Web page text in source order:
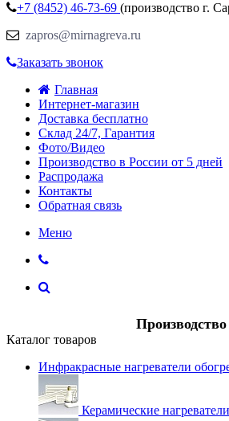
+7 (8452) 46-73-69 (производство г.
zapros@mirnagreva.ru
Заказать звонок
Главная
Интернет-магазин
Доставка бесплатно
Склад 24/7, Гарантия
Фото/Видео
Производство в России от 5 дней
Распродажа
Контакты
Обратная связь
Меню
Каталог товаров
Инфракрасные нагреватели
Керамические нагреватели